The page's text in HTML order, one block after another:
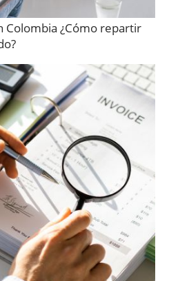
Colombia ¿Cómo repartir